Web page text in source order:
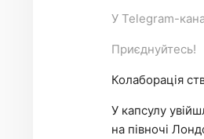
У Telegram-
Приєднуйтесь!
Колаборація
У капсулу
на півночі